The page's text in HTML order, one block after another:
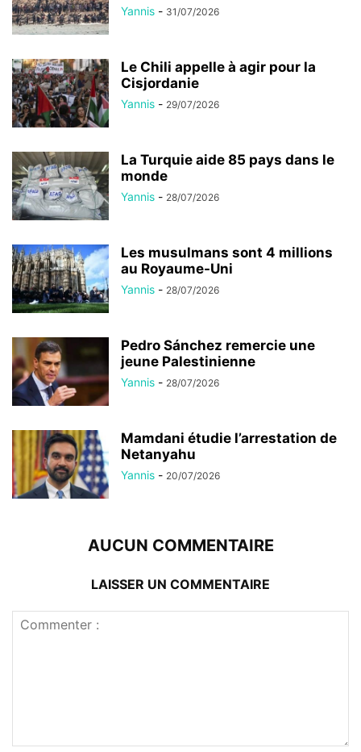
Yannis - 31/07/2026
Le Chili appelle à agir pour la
Cisjordanie
Yannis - 29/07/2026
La Turquie aide 85 pays dans le
monde
Yannis - 28/07/2026
Les musulmans sont 4 millions
au Royaume-Uni
Yannis - 28/07/2026
Pedro Sánchez remercie une
jeune Palestinienne
Yannis - 28/07/2026
Mamdani étudie l’arrestation de
Netanyahu
Yannis - 20/07/2026
AUCUN COMMENTAIRE
LAISSER UN COMMENTAIRE